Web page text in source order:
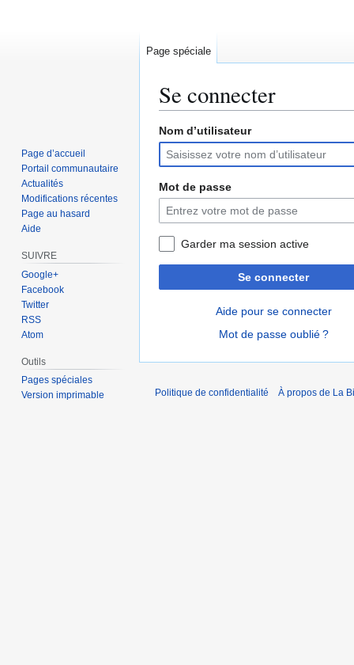
Se connecter
Aller
la
navigation
Aller
la
recherche
Nom d’utilisateur
Mot de passe
Garder ma session active
Se connecter
Aide pour se connecter
Mot de passe oublié ?
Page spéciale
Page d’accueil
Portail communautaire
Actualités
Modifications récentes
Page au hasard
Aide
SUIVRE
Google+
Facebook
Twitter
RSS
Atom
Outils
Pages spéciales
Version imprimable
Politique de confidentialité À propos de La